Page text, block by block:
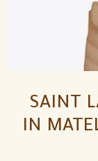
SAINT
IN